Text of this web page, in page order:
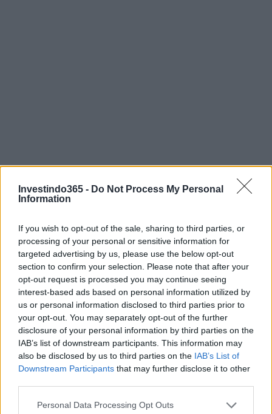
Investindo365 - Do Not Process My Personal
Information
If you wish to opt-out of the sale, sharing to third parties, or
processing of your personal or sensitive information for
targeted advertising by us, please use the below opt-out
section to confirm your selection. Please note that after your
opt-out request is processed you may continue seeing
interest-based ads based on personal information utilized by
us or personal information disclosed to third parties prior to
your opt-out. You may separately opt-out of the further
disclosure of your personal information by third parties on the
IAB’s list of downstream participants. This information may
also be disclosed by us to third parties on the IAB’s List of
Downstream Participants that may further disclose it to other
Please note that this website/app uses one or more Google
Personal Data Processing Opt Outs
Continue lendo
NÃO CLASSIFICADO